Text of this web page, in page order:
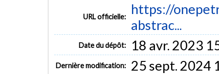
URL officielle:
https://
abstrac...
Date du dépôt: 18 avr. 2023
Dernière modification: 25 sept. 2024